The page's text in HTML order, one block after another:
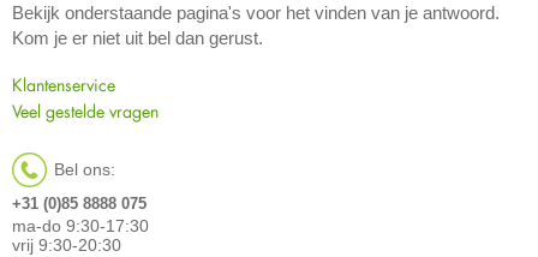
Bekijk onderstaande pagina's voor het vinden van je antwoord.
Kom je er niet uit bel dan gerust.
Klantenservice
Veel gestelde vragen
Bel ons:
+31 (0)85 8888 075
ma-do 9:30-17:30
vrij 9:30-20:30